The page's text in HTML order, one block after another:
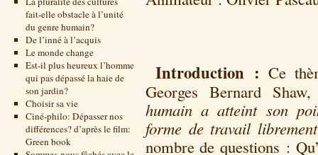
fait-elle obstacle à l’unité
du genre humain?
De l’inné à l’acquis
Le monde change
Est-il plus heureux l’homme
qui pas dépassé la haie de
son jardin?
Choisir sa vie
Ciné-philo: Dépasser nos
différences? d’après le film:
Green book
Introduction : Ce
Georges Bernard
humain a atteint son
forme de travail
nombre de questions :